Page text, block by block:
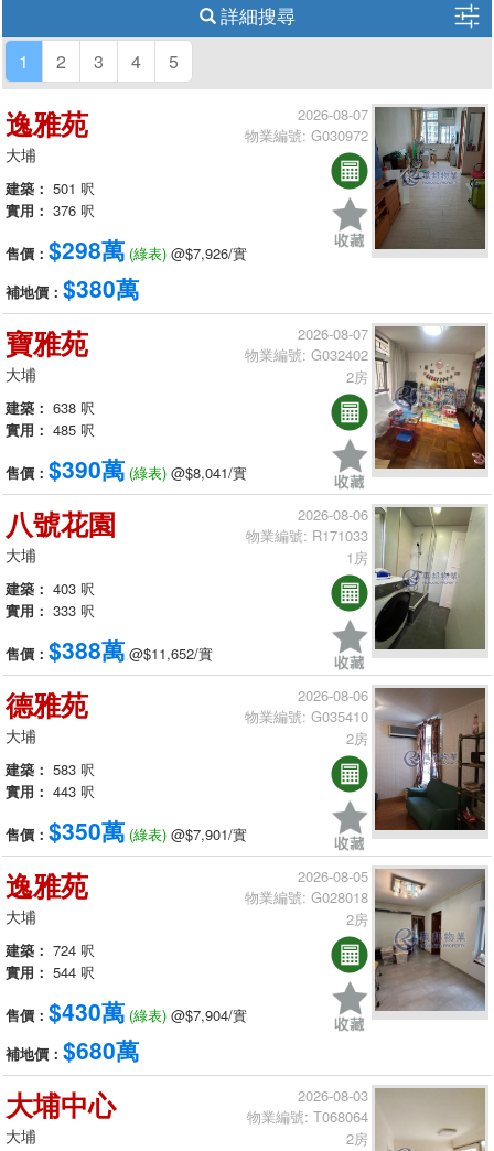
詳細搜尋
1 2 3 4 5
逸雅苑
大埔
建築： 501 呎
實用： 376 呎
售價： $298萬 (綠表) @$7,926/實
補地價： $380萬
2026-08-07
物業編號: G030972
寶雅苑
大埔
建築： 638 呎
實用： 485 呎
售價： $390萬 (綠表) @$8,041/實
2026-08-07
物業編號: G032402
2房
八號花園
大埔
建築： 403 呎
實用： 333 呎
售價： $388萬 @$11,652/實
2026-08-06
物業編號: R171033
1房
德雅苑
大埔
建築： 583 呎
實用： 443 呎
售價： $350萬 (綠表) @$7,901/實
2026-08-06
物業編號: G035410
2房
逸雅苑
大埔
建築： 724 呎
實用： 544 呎
售價： $430萬 (綠表) @$7,904/實
補地價： $680萬
2026-08-05
物業編號: G028018
2房
大埔中心
大埔
2026-08-03
物業編號: T068064
2房